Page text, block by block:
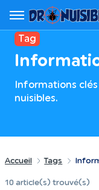
Tag
Informations
nuisibles.
Accueil Tags
10 article(s) trouvé(s)